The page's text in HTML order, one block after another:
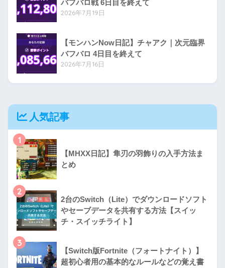
バフバロ戦 6日目を終えて
2026年7月19日
【モンハンNow日記】チャアク｜次元臨界
バフバロ 4日目を終えて
2026年7月16日
人気記事
1
【MHXX日記】隼刃の羽飾りの入手方法ま
とめ
2
2台のSwitch（Lite）でダウンロードソフト
やセーブデータを共有する方法【スイッ
チ・スイッチライト】
3
【Switch版Fortnite（フォートナイト）】
超初心者用の基本的なルールなどの覚え書